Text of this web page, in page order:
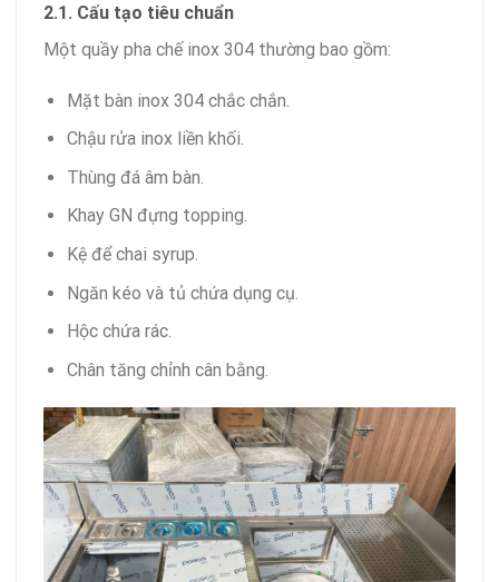
2.1. Cấu tạo tiêu chuẩn
Một quầy pha chế inox 304 thường bao gồm:
Mặt bàn inox 304 chắc chắn.
Chậu rửa inox liền khối.
Thùng đá âm bàn.
Khay GN đựng topping.
Kệ để chai syrup.
Ngăn kéo và tủ chứa dụng cụ.
Hộc chứa rác.
Chân tăng chỉnh cân bằng.